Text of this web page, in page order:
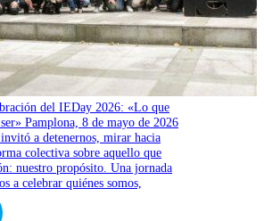
del IEDay 2026: «Lo que
Pamplona, 8 de mayo de 2026
a detenernos, mirar hacia
colectiva sobre aquello que
nuestro propósito. Una jornada
a celebrar quiénes somos,